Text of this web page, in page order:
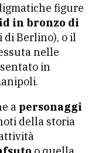
figure
in bronzo di
di Berlino), o il
nelle
in
a personaggi
della storia